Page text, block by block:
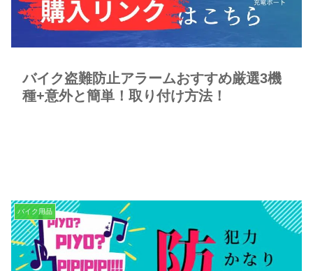
バイク盗難防止アラームおすすめ厳選3機
種+意外と簡単！取り付け方法！
バイク用品